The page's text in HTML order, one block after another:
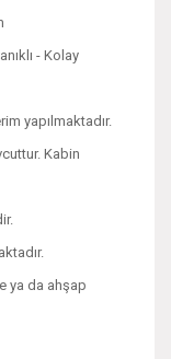
- Kolay
yapılmaktadır.
Kabin
ya da ahşap